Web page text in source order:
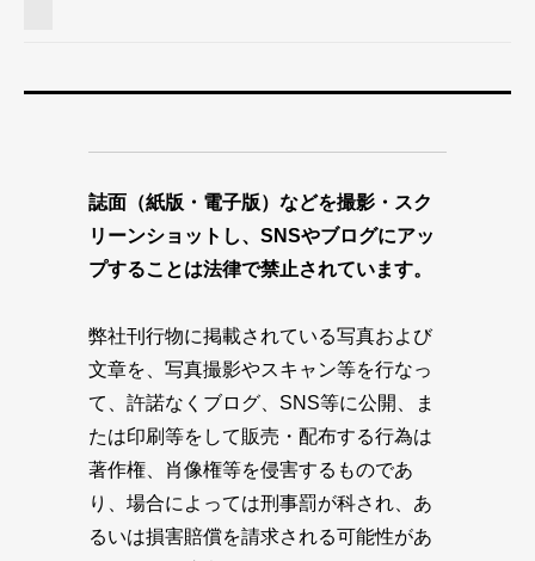
誌面（紙版・電子版）などを撮影・スク
リーンショットし、SNSやブログにアッ
プすることは法律で禁止されています。
弊社刊行物に掲載されている写真および
文章を、写真撮影やスキャン等を行なっ
て、許諾なくブログ、SNS等に公開、ま
たは印刷等をして販売・配布する行為は
著作権、肖像権等を侵害するものであ
り、場合によっては刑事罰が科され、あ
るいは損害賠償を請求される可能性があ